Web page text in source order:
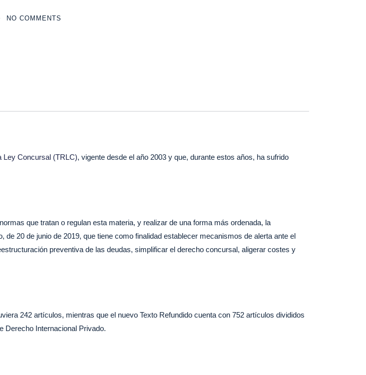
NO COMMENTS
Ley Concursal (TRLC), vigente desde el año 2003 y que, durante estos años, ha sufrido
que tratan o regulan esta materia, y realizar de una forma más ordenada, la
20 de junio de 2019, que tiene como finalidad establecer mecanismos de alerta ante el
preventiva de las deudas, simplificar el derecho concursal, aligerar costes y
242 artículos, mientras que el nuevo Texto Refundido cuenta con 752 artículos divididos
Derecho Internacional Privado.